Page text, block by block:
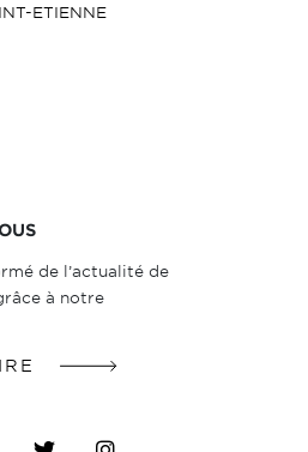
ETIENNE
de l’actualité de
à notre